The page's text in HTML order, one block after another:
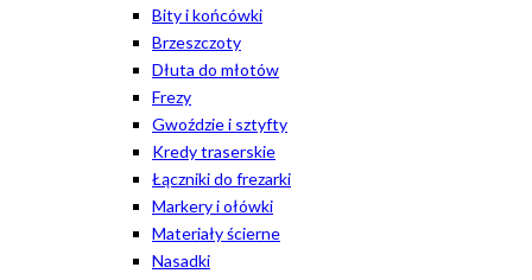
Bity i końcówki
Brzeszczoty
Dłuta do młotów
Frezy
Gwoździe i sztyfty
Kredy traserskie
Łączniki do frezarki
Markery i ołówki
Materiały ścierne
Nasadki